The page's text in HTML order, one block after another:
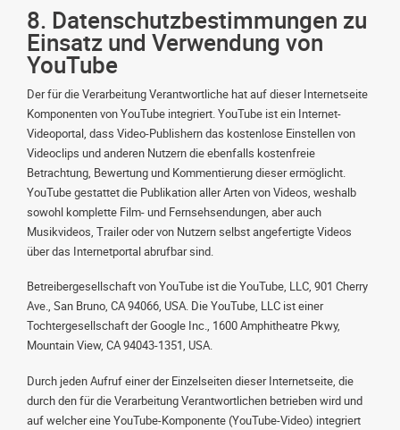
8. Datenschutzbestimmungen zu
Einsatz und Verwendung von
YouTube
Der für die Verarbeitung Verantwortliche hat auf dieser Internetseite
Komponenten von YouTube integriert. YouTube ist ein Internet-
Videoportal, dass Video-Publishern das kostenlose Einstellen von
Videoclips und anderen Nutzern die ebenfalls kostenfreie
Betrachtung, Bewertung und Kommentierung dieser ermöglicht.
YouTube gestattet die Publikation aller Arten von Videos, weshalb
sowohl komplette Film- und Fernsehsendungen, aber auch
Musikvideos, Trailer oder von Nutzern selbst angefertigte Videos
über das Internetportal abrufbar sind.
Betreibergesellschaft von YouTube ist die YouTube, LLC, 901 Cherry
Ave., San Bruno, CA 94066, USA. Die YouTube, LLC ist einer
Tochtergesellschaft der Google Inc., 1600 Amphitheatre Pkwy,
Mountain View, CA 94043-1351, USA.
Durch jeden Aufruf einer der Einzelseiten dieser Internetseite, die
durch den für die Verarbeitung Verantwortlichen betrieben wird und
auf welcher eine YouTube-Komponente (YouTube-Video) integriert